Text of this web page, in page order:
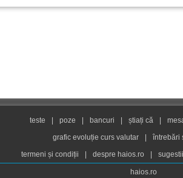
teste poze bancuri știați că
grafic evoluție curs valutar
întrebări
termeni și condiții
despre haios.ro
haios.ro